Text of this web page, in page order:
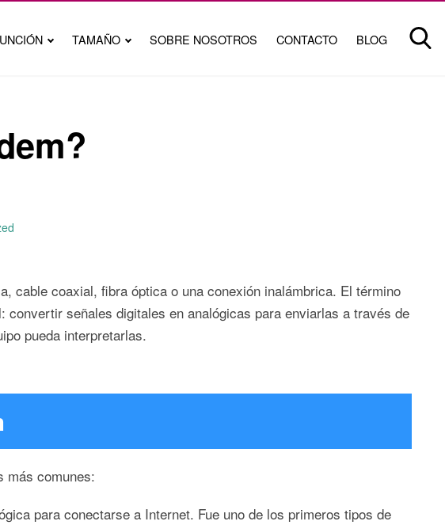
TAMAÑO SOBRE NOSOTROS CONTACTO BLOG
cable coaxial, fibra óptica o una conexión inalámbrica. El término
señales digitales en analógicas para enviarlas a través de
pueda interpretarlas.
más comunes:
para conectarse a Internet. Fue uno de los primeros tipos de